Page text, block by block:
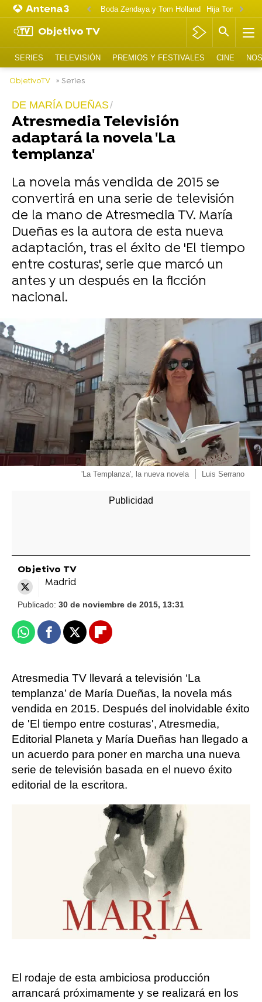
Boda Zendaya y Tom Holland Hija Tom
Objetivo TV
SERIES TELEVISIÓN PREMIOS Y FESTIVALES CINE
ObjetivoTV » Series
DE MARÍA DUEÑAS
Atresmedia Televisión
adaptará la novela 'La
templanza'
La novela más vendida de 2015 se
convertirá en una serie de televisión
de la mano de Atresmedia TV. María
Dueñas es la autora de esta nueva
adaptación, tras el éxito de 'El tiempo
entre costuras', serie que marcó un
antes y un después en la ficción
nacional.
'La Templanza', la nueva novela Luis Serrano
Objetivo TV
Madrid
Publicado: 30 de noviembre de 2015, 13:31
WhatsappFacebook
X Flipboard
Atresmedia TV llevará a televisión ‘La
templanza’ de María Dueñas, la novela más
vendida en 2015. Después del inolvidable éxito
de 'El tiempo entre costuras', Atresmedia,
Editorial Planeta y María Dueñas han llegado a
un acuerdo para poner en marcha una nueva
serie de televisión basada en el nuevo éxito
editorial de la escritora.
El rodaje de esta ambiciosa producción
arrancará próximamente y se realizará en los